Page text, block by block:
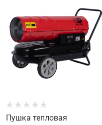
Пушка тепловая